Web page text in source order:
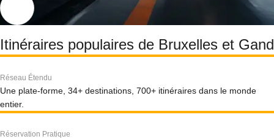
Itinéraires populaires de Bruxelles et Gand
Réseau Étendu
Une plate-forme, 34+ destinations, 700+ itinéraires dans le monde
entier.
Réservation Pratique